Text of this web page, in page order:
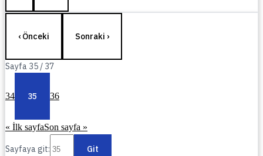
‹ Önceki Sonraki ›
Sayfa 35 / 37
34 35 36
« İlk sayfaSon sayfa »
Sayfaya git: Git